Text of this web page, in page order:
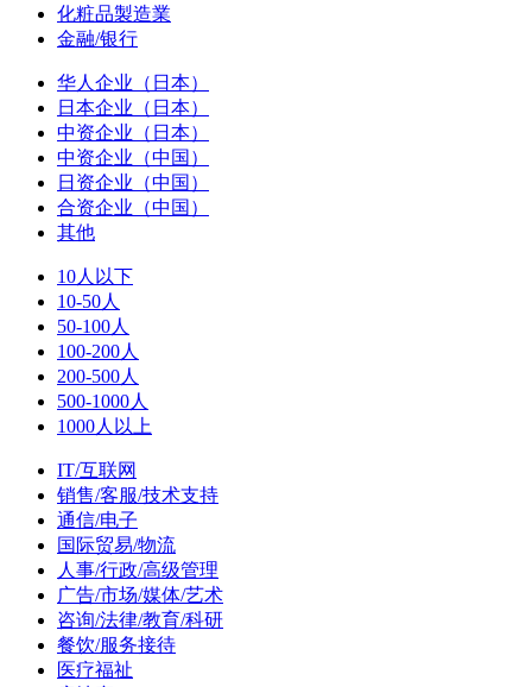
化粧品製造業
金融/银行
华人企业（日本）
日本企业（日本）
中资企业（日本）
中资企业（中国）
日资企业（中国）
合资企业（中国）
其他
10人以下
10-50人
50-100人
100-200人
200-500人
500-1000人
1000人以上
IT/互联网
销售/客服/技术支持
通信/电子
国际贸易/物流
人事/行政/高级管理
广告/市场/媒体/艺术
咨询/法律/教育/科研
餐饮/服务接待
医疗福祉